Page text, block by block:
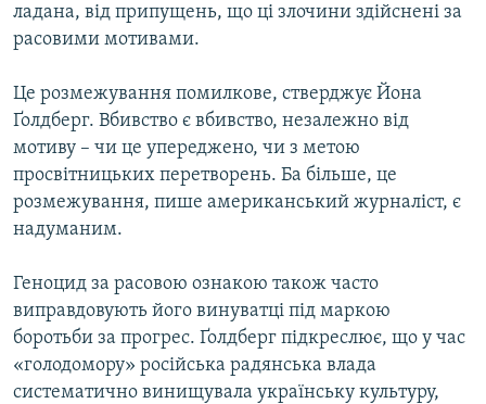
ладана, від припущень, що ці злочини здійснені за
расовими мотивами.
Це розмежування помилкове, стверджує Йона
Ґолдберг. Вбивство є вбивство, незалежно від
мотиву – чи це упереджено, чи з метою
просвітницьких перетворень. Ба більше, це
розмежування, пише американський журналіст, є
надуманим.
Геноцид за расовою ознакою також часто
виправдовують його винуватці під маркою
боротьби за прогрес. Ґолдберг підкреслює, що у час
«голодомору» російська радянська влада
систематично винищувала українську культуру,